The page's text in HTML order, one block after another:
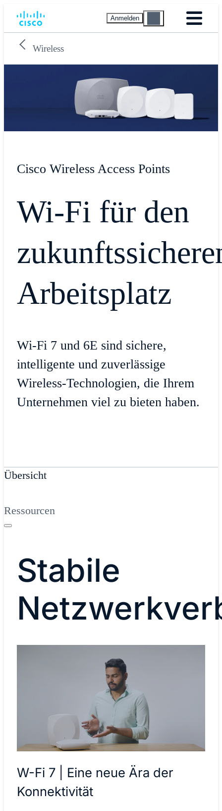
Anmelden
Wireless
Cisco Wireless Access Points
Wi-Fi für den
Arbeitsplatz
Wi-Fi 7 und 6E sind sichere,
intelligente und zuverlässige
Wireless-Technologien, die Ihrem
Unternehmen viel zu bieten haben.
Übersicht
Ressourcen
Stabile
W-Fi 7 | Eine neue Ära der
Konnektivität